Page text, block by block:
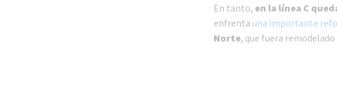
En tanto, en la línea C
enfrenta una importante
Norte, que fuera